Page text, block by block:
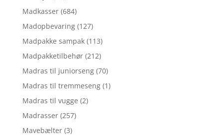
Madkasser (684)
Madopbevaring (127)
Madpakke sampak (113)
Madpakketilbehør (212)
Madras til juniorseng (70)
Madras til tremmeseng (1)
Madras til vugge (2)
Madrasser (257)
Mavebælter (3)